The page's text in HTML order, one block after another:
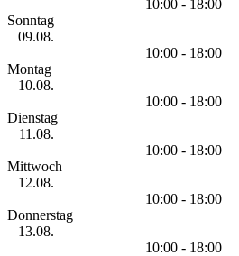
10:00 - 18:00
Sonntag
09.08.
10:00 - 18:00
Montag
10.08.
10:00 - 18:00
Dienstag
11.08.
10:00 - 18:00
Mittwoch
12.08.
10:00 - 18:00
Donnerstag
13.08.
10:00 - 18:00